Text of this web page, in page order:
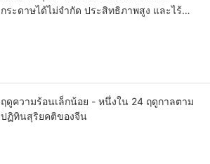
กระดาษได้ไม่จำกัด ประสิทธิภาพสูง และไร้
ฤดูความร้อนเล็กน้อย - หนึ่งใน 24 ฤดูกาลตาม
ปฏิทินสุริยคติของจีน